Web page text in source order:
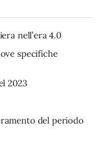
nell’era 4.0
specifiche
2023
del periodo